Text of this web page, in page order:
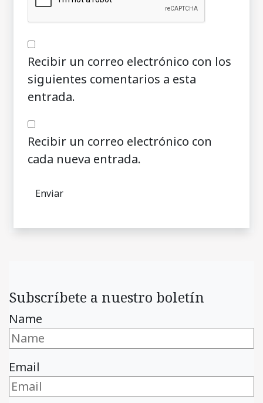
Recibir un correo electrónico con los
siguientes comentarios a esta
entrada.
Recibir un correo electrónico con
cada nueva entrada.
Subscríbete a nuestro boletín
Name
Email